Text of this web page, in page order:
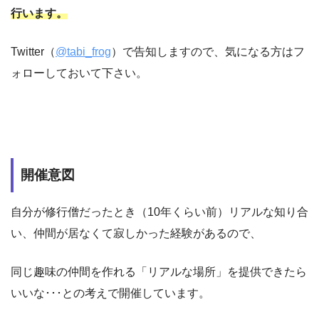
行います。
Twitter（@tabi_frog）で告知しますので、気になる方はフ
ォローしておいて下さい。
開催意図
自分が修行僧だったとき（10年くらい前）リアルな知り合
い、仲間が居なくて寂しかった経験があるので、
同じ趣味の仲間を作れる「リアルな場所」を提供できたら
いいな･･･との考えで開催しています。